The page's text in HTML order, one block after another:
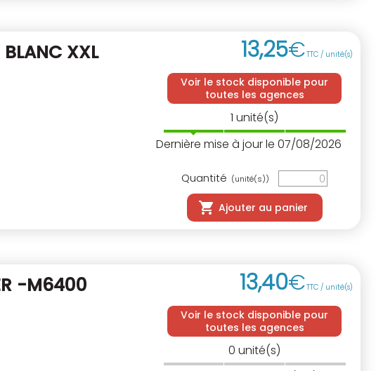
XXL 13,25€TTC / unité(s)
Voir le stock disponible pour
toutes les agences
1 unité(s)
Dernière mise à jour le 07/08/2026
Quantité (unité(s))
Ajouter au panier
-M6400
13,40€TTC / unité(s)
Voir le stock disponible pour
toutes les agences
0 unité(s)